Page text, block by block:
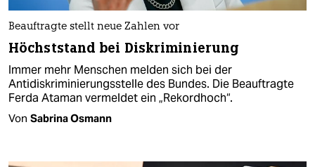
Beauftragte stellt neue Zahlen vor
Höchststand bei Diskriminierung
Immer mehr Menschen melden sich bei der
Antidiskriminierungsstelle des Bundes. Die Beauftragte
Ferda Ataman vermeldet ein „Rekordhoch“.
Von Sabrina Osmann